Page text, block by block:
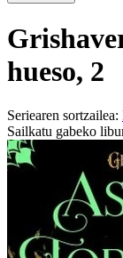
hueso, 2
Seriearen sortzailea:
Sailkatu gabeko